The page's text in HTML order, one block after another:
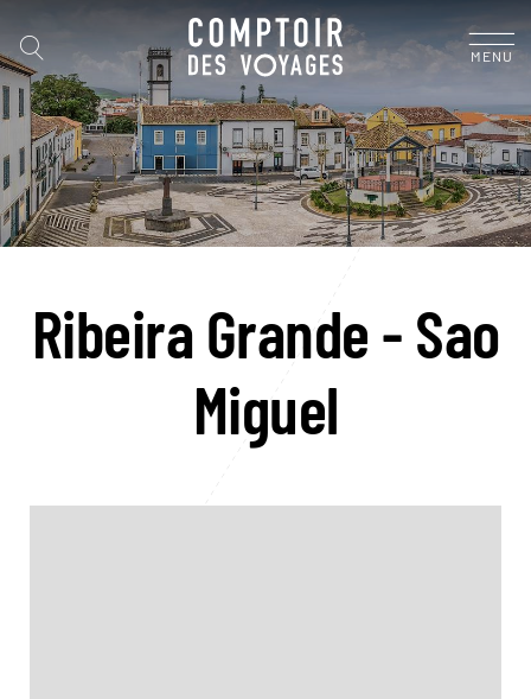
MENU
Ribeira Grande - Sao
Miguel